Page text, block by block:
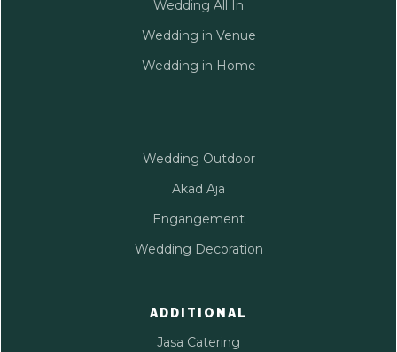
Wedding All In
Wedding in Venue
Wedding in Home
Wedding Outdoor
Akad Aja
Engangement
Wedding Decoration
ADDITIONAL
Jasa Catering